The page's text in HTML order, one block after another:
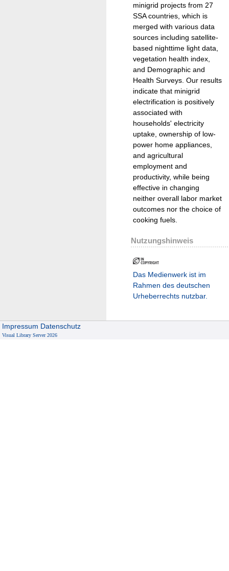
minigrid projects from 27
SSA countries, which is
merged with various data
sources including satellite-
based nighttime light data,
vegetation health index,
and Demographic and
Health Surveys. Our results
indicate that minigrid
electrification is positively
associated with
households' electricity
uptake, ownership of low-
power home appliances,
and agricultural
employment and
productivity, while being
effective in changing
neither overall labor market
outcomes nor the choice of
cooking fuels.
Nutzungshinweis
Das Medienwerk ist im
Rahmen des deutschen
Urheberrechts nutzbar.
Impressum Datenschutz
Visual Library Server 2026